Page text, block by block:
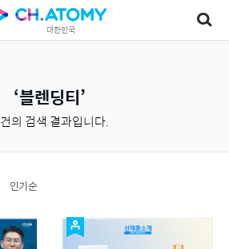
대한민국
블렌딩티
건의 검색 결과입니다.
인기순